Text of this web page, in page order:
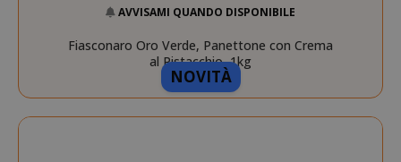
NOVITÀ
AVVISAMI QUANDO DISPONIBILE
Fiasconaro Oro Verde, Panettone con Crema
al Pistacchio, 1kg